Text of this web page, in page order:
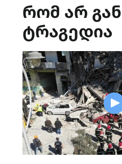
რომ არ
ტრაგედია